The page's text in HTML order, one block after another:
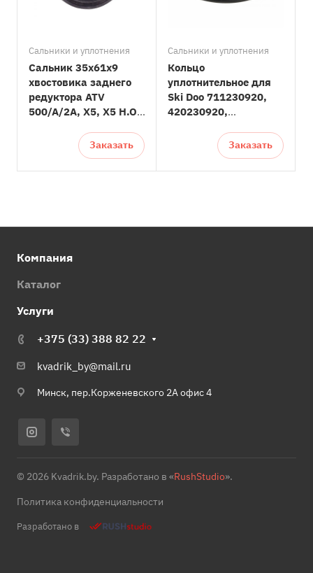
Сальники и уплотнения
Сальник 35x61x9
хвостовика заднего
редуктора ATV
500/A/2A, X5, X5 H.O,
0180-331007Заказать
Сальники и уплотнения
Кольцо
yплотнительное для
Ski Doo 711230920,
420230920,
Заказать
Компания
Каталог
Услуги
+375 (33) 388 82 22
kvadrik_by@mail.ru
Минск, пер.Корженевского 2А офис 4
© 2026 Kvadrik.by. Разработано в «RushStudio».
Политика конфиденциальности
Разработано в